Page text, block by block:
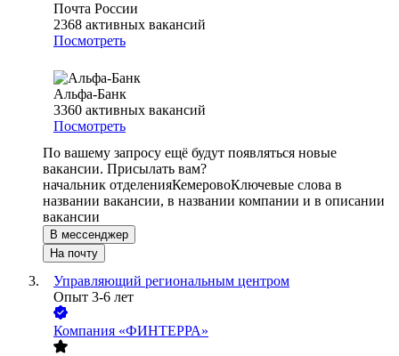
Почта России
2368 активных вакансий
Посмотреть
Альфа-Банк
3360 активных вакансий
Посмотреть
По вашему запросу ещё будут появляться новые
вакансии. Присылать вам?
начальник отделенияКемеровоКлючевые слова в
названии вакансии, в названии компании и в описании
вакансии
В мессенджер
На почту
Управляющий региональным центром
Опыт 3-6 лет
Компания «ФИНТЕРРА»